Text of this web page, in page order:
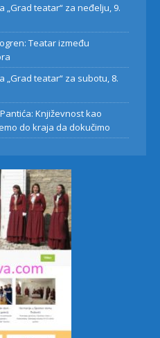
„Grad teatar“ za neđelju, 9.
Teatar između
„Grad teatar“ za subotu, 8.
Književnost kao
do kraja da dokučimo